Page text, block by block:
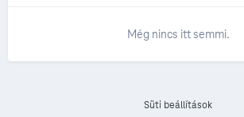
Még nincs itt semmi.
Süti beállítások